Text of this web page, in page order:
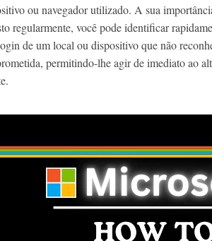
ou navegador utilizado. A sua
regularmente, você pode identificar
de um local ou dispositivo que não
permitindo-lhe agir de imediato ao